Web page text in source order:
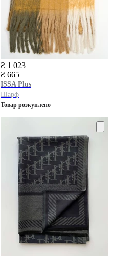
₴ 1 023
₴ 665
ISSA Plus
Шарф
Товар розкуплено